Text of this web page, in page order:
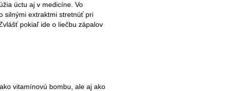
úctu aj v medicíne. Vo
silnými extraktmi stretnúť pri
pokiaľ ide o liečbu zápalov
vitamínovú bombu, ale aj ako